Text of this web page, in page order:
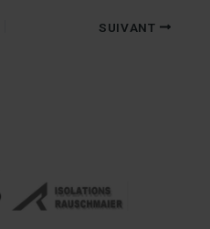
SUIVANT